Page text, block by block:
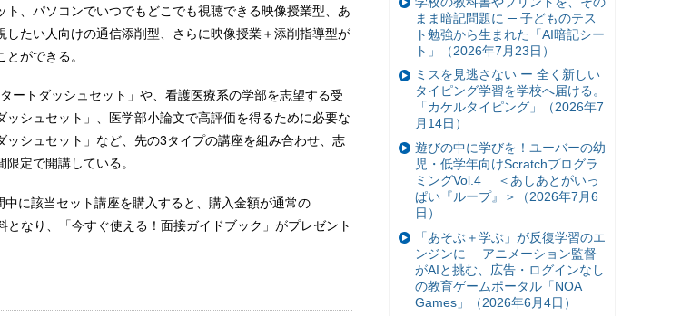
、パソコンでいつでもどこでも視聴できる映像授業型、あ
たい人向けの通信添削型、さらに映像授業＋添削指導型が
ができる。
ートダッシュセット」や、看護医療系の学部を志望する受
シュセット」、医学部小論文で高評価を得るために必要な
シュセット」など、先の3タイプの講座を組み合わせ、志
定で開講している。
に該当セット講座を購入すると、購入金額が通常の
なり、「今すぐ使える！面接ガイドブック」がプレゼント
まま暗記問題に ─ 子どものテス
ト勉強から生まれた「AI暗記シー
ト」（2026年7月23日）
ミスを見逃さない ー 全く新しい
タイピング学習を学校へ届ける。
「カケルタイピング」（2026年7
月14日）
遊びの中に学びを！ユーバーの幼
児・低学年向けScratchプログラ
ミングVol.4 ＜あしあとがいっ
ぱい『ループ』＞（2026年7月6
日）
「あそぶ＋学ぶ」が反復学習のエ
ンジンに ─ アニメーション監督
がAIと挑む、広告・ログインなし
の教育ゲームポータル「NOA
Games」（2026年6月4日）